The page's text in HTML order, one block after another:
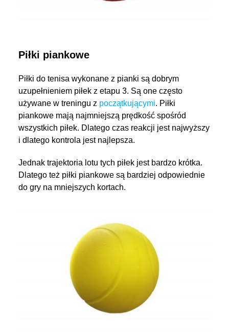
Piłki piankowe
Piłki do tenisa wykonane z pianki są dobrym
uzupełnieniem piłek z etapu 3. Są one często
używane w treningu z początkującymi. Piłki
piankowe mają najmniejszą prędkość spośród
wszystkich piłek. Dlatego czas reakcji jest najwyższy
i dlatego kontrola jest najlepsza.
Jednak trajektoria lotu tych piłek jest bardzo krótka.
Dlatego też piłki piankowe są bardziej odpowiednie
do gry na mniejszych kortach.